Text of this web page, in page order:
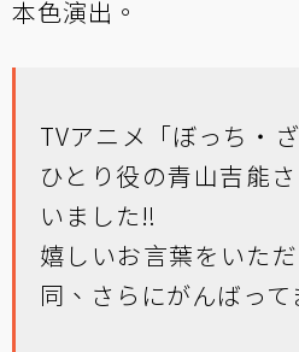
本色演出。
TVアニメ「ぼっち・
ひとり役の青山吉能
いました‼
嬉しいお言葉をいた
同、さらにがんばっ